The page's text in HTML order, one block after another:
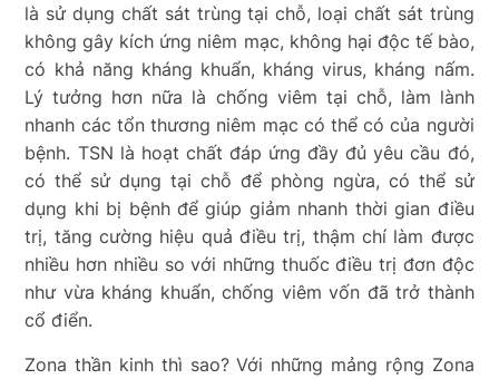
là sử dụng chất sát trùng tại chỗ, loại chất sát trùng
không gây kích ứng niêm mạc, không hại độc tế bào,
có khả năng kháng khuẩn, kháng virus, kháng nấm.
Lý tưởng hơn nữa là chống viêm tại chỗ, làm lành
nhanh các tổn thương niêm mạc có thể có của người
bệnh. TSN là hoạt chất đáp ứng đầy đủ yêu cầu đó,
có thể sử dụng tại chỗ để phòng ngừa, có thể sử
dụng khi bị bệnh để giúp giảm nhanh thời gian điều
trị, tăng cường hiệu quả điều trị, thậm chí làm được
nhiều hơn nhiều so với những thuốc điều trị đơn độc
như vừa kháng khuẩn, chống viêm vốn đã trở thành
cổ điển.
Zona thần kinh thì sao? Với những mảng rộng Zona